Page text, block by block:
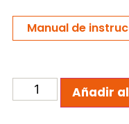
Manual de
Añadir